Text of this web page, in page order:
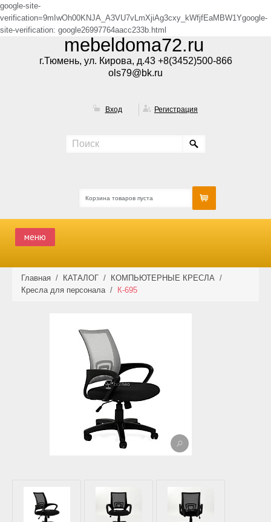
google-site-
verification=9mIwOh00KNJA_A3VU7vLmXjiAg3cxy_kWfjfEaMBW1Ygoogle-
site-verification: google26997764aacc233b.html
mebeldoma72.ru
г.Тюмень, ул. Кирова, д.43 +8(3452)500-866
ols79@bk.ru
Вход Регистрация
Корзина товаров пуста
меню
КАТАЛОГ
ФОТО РАБОТ
Главная / КАТАЛОГ / КОМПЬЮТЕРНЫЕ КРЕСЛА /
Кресла для персонала / К-695